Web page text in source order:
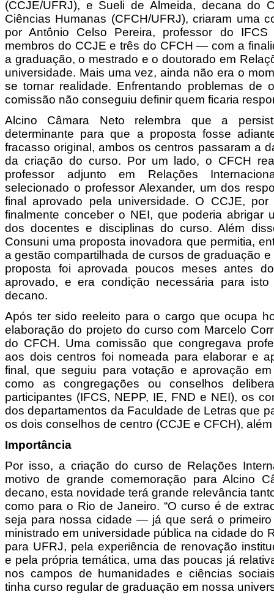
(CCJE/UFRJ), e Sueli de Almeida, decana do
Ciências Humanas (CFCH/UFRJ), criaram uma
por Antônio Celso Pereira, professor do
membros do CCJE e três do CFCH — com a
a graduação, o mestrado e o doutorado em
universidade. Mais uma vez, ainda não era o
se tornar realidade. Enfrentando problemas de
comissão não conseguiu definir quem ficaria
Alcino Câmara Neto relembra que a
determinante para que a proposta fosse
fracasso original, ambos os centros passaram a
da criação do curso. Por um lado, o CFCH
professor adjunto em Relações
selecionado o professor Alexander, um dos
final aprovado pela universidade. O CCJE,
finalmente conceber o NEI, que poderia abrigar
dos docentes e disciplinas do curso. Além
Consuni uma proposta inovadora que permitia,
a gestão compartilhada de cursos de graduação
proposta foi aprovada poucos meses antes
aprovado, e era condição necessária para isto
decano.
Após ter sido reeleito para o cargo que ocupa
elaboração do projeto do curso com Marcelo
do CFCH. Uma comissão que congregava
aos dois centros foi nomeada para elaborar e
final, que seguiu para votação e aprovação
como as congregações ou conselhos
participantes (IFCS, NEPP, IE, FND e NEI), os
dos departamentos da Faculdade de Letras que
os dois conselhos de centro (CCJE e CFCH),
Importância
Por isso, a criação do curso de Relações
motivo de grande comemoração para Alcino
decano, esta novidade terá grande relevância
como para o Rio de Janeiro. “O curso é de
seja para nossa cidade — já que será o
ministrado em universidade pública na cidade do
para UFRJ, pela experiência de renovação
e pela própria temática, uma das poucas já
nos campos de humanidades e ciências
tinha curso regular de graduação em nossa